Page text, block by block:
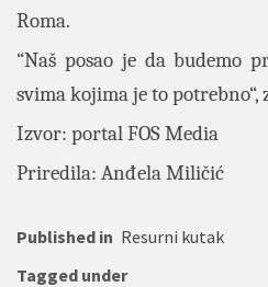
Roma.
“Naš posao je da budemo
svima kojima je to potrebno“,
Izvor: portalFOS Media
Priredila: Anđela Miličić
Published in Resurni kutak
Tagged under